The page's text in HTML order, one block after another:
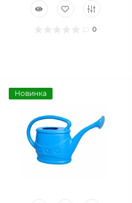
0
Новинка